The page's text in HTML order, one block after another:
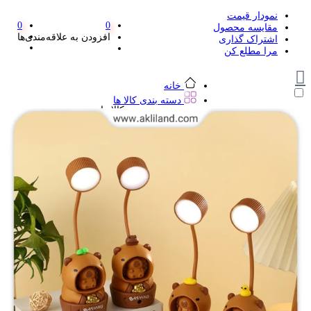
نمودار قیمت
مقایسه محصول
اشتراک گذاری
مرا مطلع کن
0
افزودن به علاقه‌مندی‌ها
0
خانه
دسته بندی کالا ها
دسته بندی کالا ها
لوازم تحریر و هنر
مداد تراش
اتود و نوک
روان نویس فانتزی
خودکار و خودکار فشاری
ماژیک ها
دفترچه یادداشت
استیکر
استیک نوت
خط کش و گونیا
کیف غذا
کوله پشتی
چسب
کاتر فانتزی
بوک مارک
ماشین حساب